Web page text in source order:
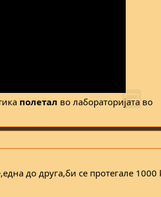
полетал во лабораторијата во
до друга,би се протегале